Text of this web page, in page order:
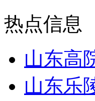
热点信息
山东高
山东乐